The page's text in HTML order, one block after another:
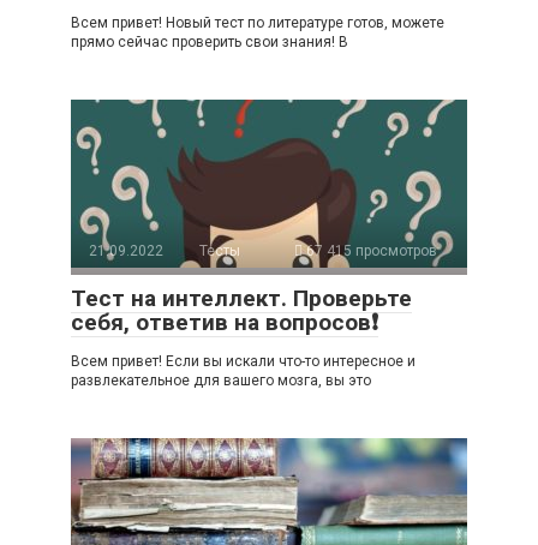
Всем привет! Новый тест по литературе готов, можете
прямо сейчас проверить свои знания! В
21.09.2022 Тесты 67 415 просмотров
Тест на интеллект. Проверьте
себя, ответив на вопросов❗
Всем привет! Если вы искали что-то интересное и
развлекательное для вашего мозга, вы это